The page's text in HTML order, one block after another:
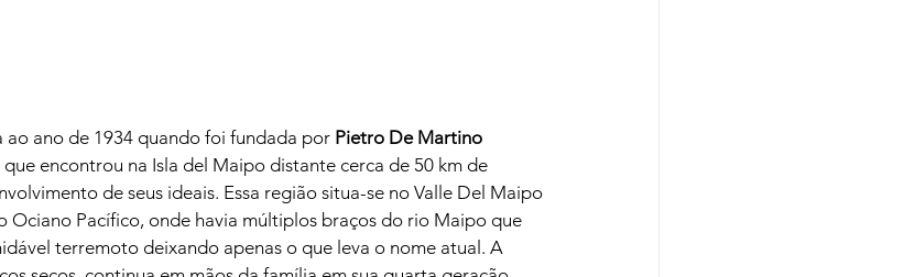
ano de 1934 quando foi fundada por Pietro De Martino
encontrou na Isla del Maipo distante cerca de 50 km de
de seus ideais. Essa região situa-se no Valle Del Maipo
Ociano Pacífico, onde havia múltiplos braços do rio Maipo que
terremoto deixando apenas o que leva o nome atual. A